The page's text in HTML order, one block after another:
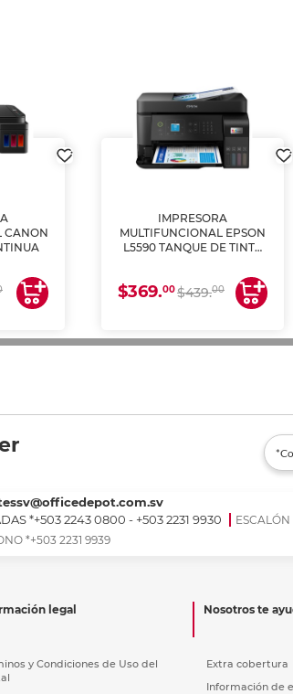
CANON
IMPRESORA
MULTIFUNCIONAL EPSON
L5590 TANQUE DE TINTA
$369.00$439.00
*+503 2243 0800 - +503 2231 9930
*+503 2231 9939
legal
y Condiciones de Uso del
Nosotros te
Extra cobertura
Información de